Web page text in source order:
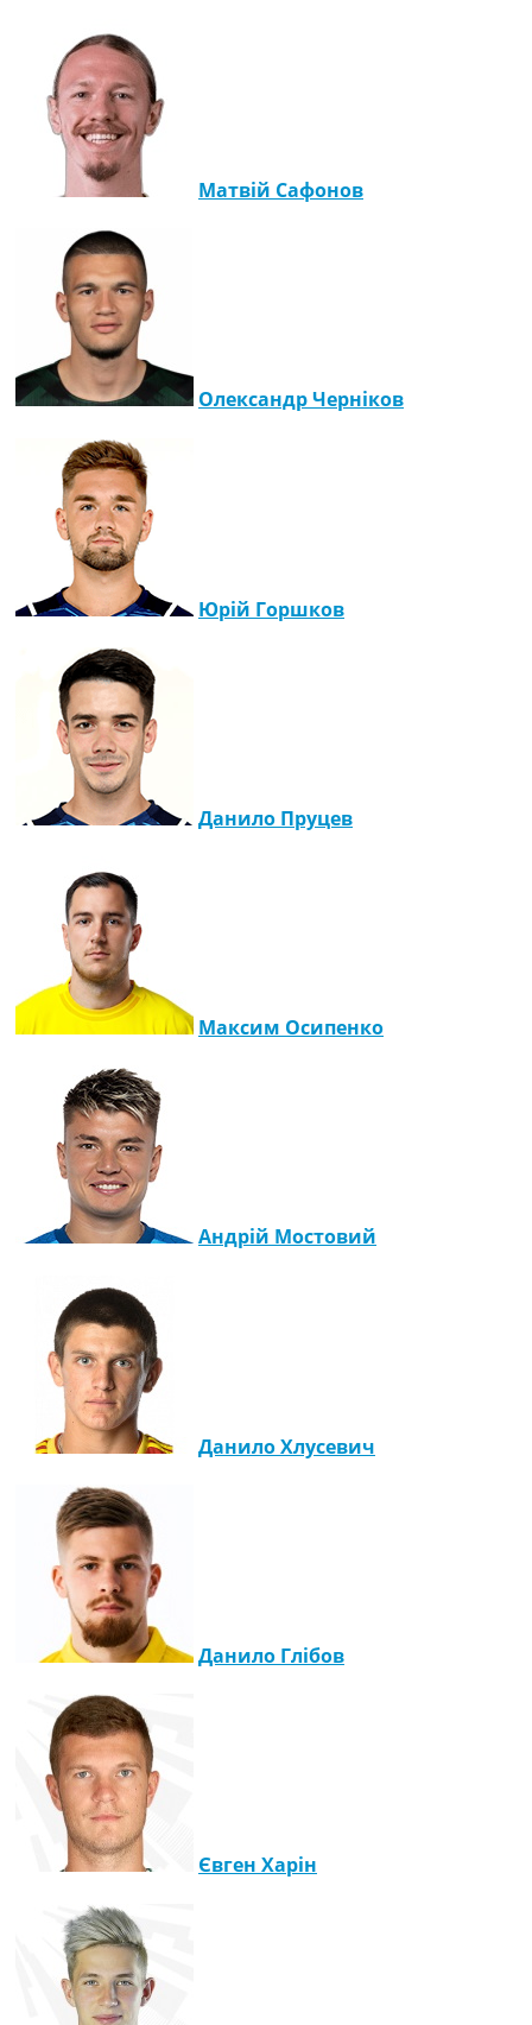
Матвій Сафонов
Олександр Черніков
Юрій Горшков
Данило Пруцев
Максим Осипенко
Андрій Мостовий
Данило Хлусевич
Данило Глібов
Євген Харін